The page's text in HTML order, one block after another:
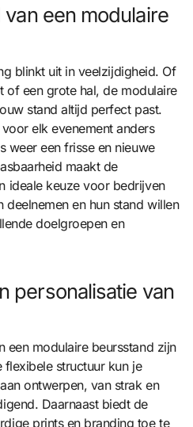
een modulaire
blinkt uit in veelzijdigheid. Of
of een grote hal, de modulaire
stand altijd perfect past.
elk evenement anders
weer een frisse en nieuwe
maakt de
ideale keuze voor bedrijven
en hun stand willen
doelgroepen en
personalisatie van
een modulaire beursstand zijn
structuur kun je
ontwerpen, van strak en
Daarnaast biedt de
prints en branding toe te